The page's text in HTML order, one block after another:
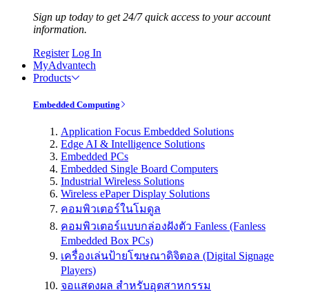
Sign up today to get 24/7 quick access to your account
information.
Register Log In
MyAdvantech
Products
Embedded Computing
Application Focus Embedded Solutions
Edge AI & Intelligence Solutions
Embedded PCs
Embedded Single Board Computers
Industrial Wireless Solutions
Wireless ePaper Display Solutions
คอมพิวเตอร์ในโมดูล
คอมพิวเตอร์แบบกล่องฝังตัว Fanless (Fanless
Embedded Box PCs)
เครื่องเล่นป้ายโฆษณาดิจิตอล (Digital Signage
Players)
จอแสดงผล สำหรับอุตสาหกรรม